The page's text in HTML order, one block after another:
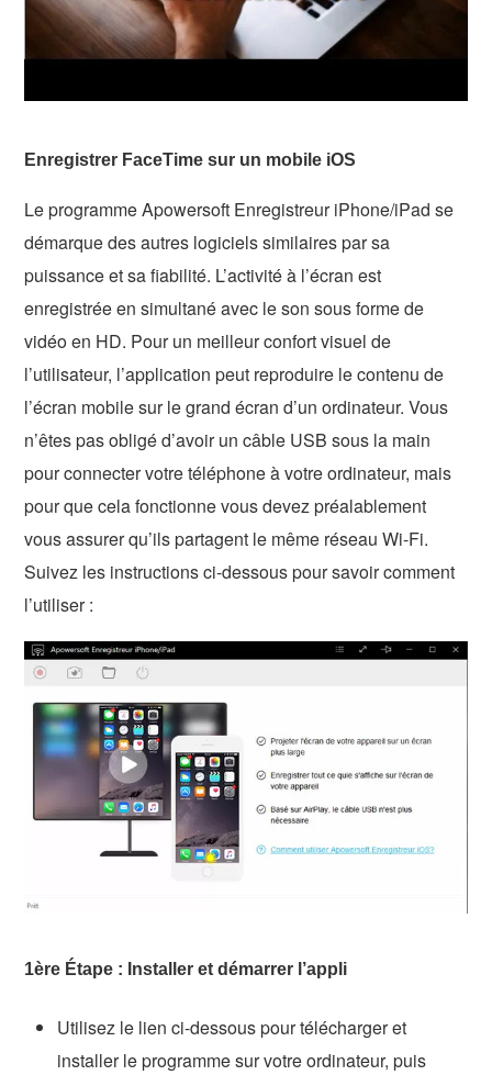
Enregistrer FaceTime sur un mobile iOS
Le programme Apowersoft Enregistreur iPhone/iPad se
démarque des autres logiciels similaires par sa
puissance et sa fiabilité. L’activité à l’écran est
enregistrée en simultané avec le son sous forme de
vidéo en HD. Pour un meilleur confort visuel de
l’utilisateur, l’application peut reproduire le contenu de
l’écran mobile sur le grand écran d’un ordinateur. Vous
n’êtes pas obligé d’avoir un câble USB sous la main
pour connecter votre téléphone à votre ordinateur, mais
pour que cela fonctionne vous devez préalablement
vous assurer qu’ils partagent le même réseau Wi-Fi.
Suivez les instructions ci-dessous pour savoir comment
l’utiliser :
1ère Étape : Installer et démarrer l’appli
Utilisez le lien ci-dessous pour télécharger et
installer le programme sur votre ordinateur, puis